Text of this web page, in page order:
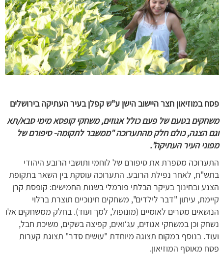
פסח במוזיאון חצר היישוב הישן ע"ש קפלן בעיר העתיקה בירושלים
משחקים בטעם של פעם כולל אגוזים, משחקי קופסא מימי סבא/תא
וגם הצגה, כולם חלק מהתערוכה "ממשבר לתקומה- סיפורם של
מפוני העיר העתיקה".
התערוכה מספרת את סיפורם של לוחמי ותושבי הרובע היהודי
בתש"ח, לאחר נפילת הרובע. התערוכה עוסקת בין השאר בתקופת
הצנע ובחינוך בעיקר הבלתי פורמלי בשנות החמישים: קופסת קרן
קיימת, עיתון "דבר לילדים", משחקים חינוכיים תוצרת ברלוי
הנושאים מסרים לאומיים (מונופול, למך ועוד). בחלק ממשחקים אלו
נשחק וכן במשחקי אגוזים, עג‘ואים, קפיצה בשקים, משיכת חבל,
ועוד. בנוסף במקום תצוגה מיוחדת "עושים סדר" תצוגת קערות
פסח מאוסף המוזיאון.